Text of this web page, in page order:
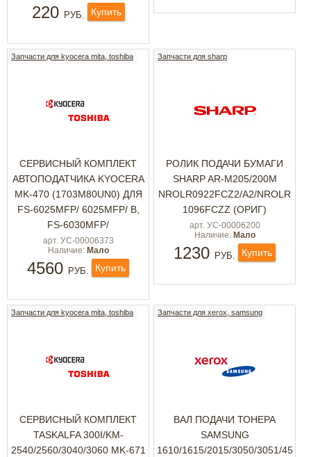
220 РУБ. Купить
Запчасти для kyocera mita, toshiba
СЕРВИСНЫЙ КОМПЛЕКТ
АВТОПОДАТЧИКА KYOCERA
MK-470 (1703M80UN0) ДЛЯ
FS-6025MFP/ 6025MFP/ B,
FS-6030MFP/
арт. УС-00006373
Наличие: Мало
4560 РУБ. Купить
Запчасти для sharp
РОЛИК ПОДАЧИ БУМАГИ
SHARP AR-M205/200M
NROLR0922FCZ2/A2/NROLR
1096FCZZ (ОРИГ)
арт. УС-00006200
Наличие: Мало
1230 РУБ. Купить
Запчасти для kyocera mita, toshiba
СЕРВИСНЫЙ КОМПЛЕКТ
TASKALFA 300I/KM-
2540/2560/3040/3060 MK-671
Запчасти для xerox, samsung
ВАЛ ПОДАЧИ ТОНЕРА
SAMSUNG
1610/1615/2015/3050/3051/45